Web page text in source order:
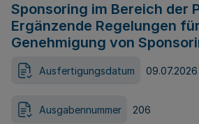
Sponsoring im Bereich der
Ergänzende Regelungen
Genehmigung von
Ausfertigungsdatum 09.07.2026
Ausgabennummer 206